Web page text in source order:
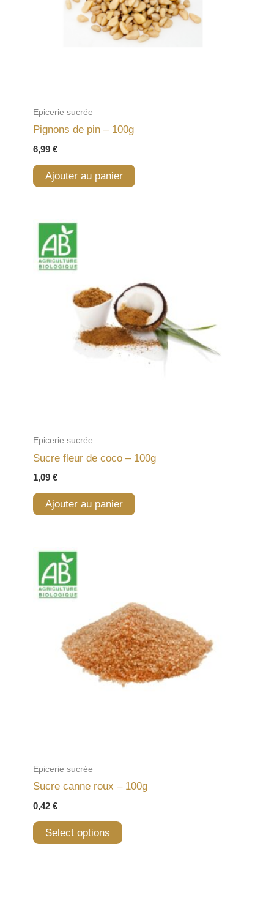
Epicerie sucrée
Pignons de pin – 100g
6,99 €
Ajouter au panier
Epicerie sucrée
Sucre fleur de coco – 100g
1,09 €
Ajouter au panier
Epicerie sucrée
Sucre canne roux – 100g
0,42 €
Select options